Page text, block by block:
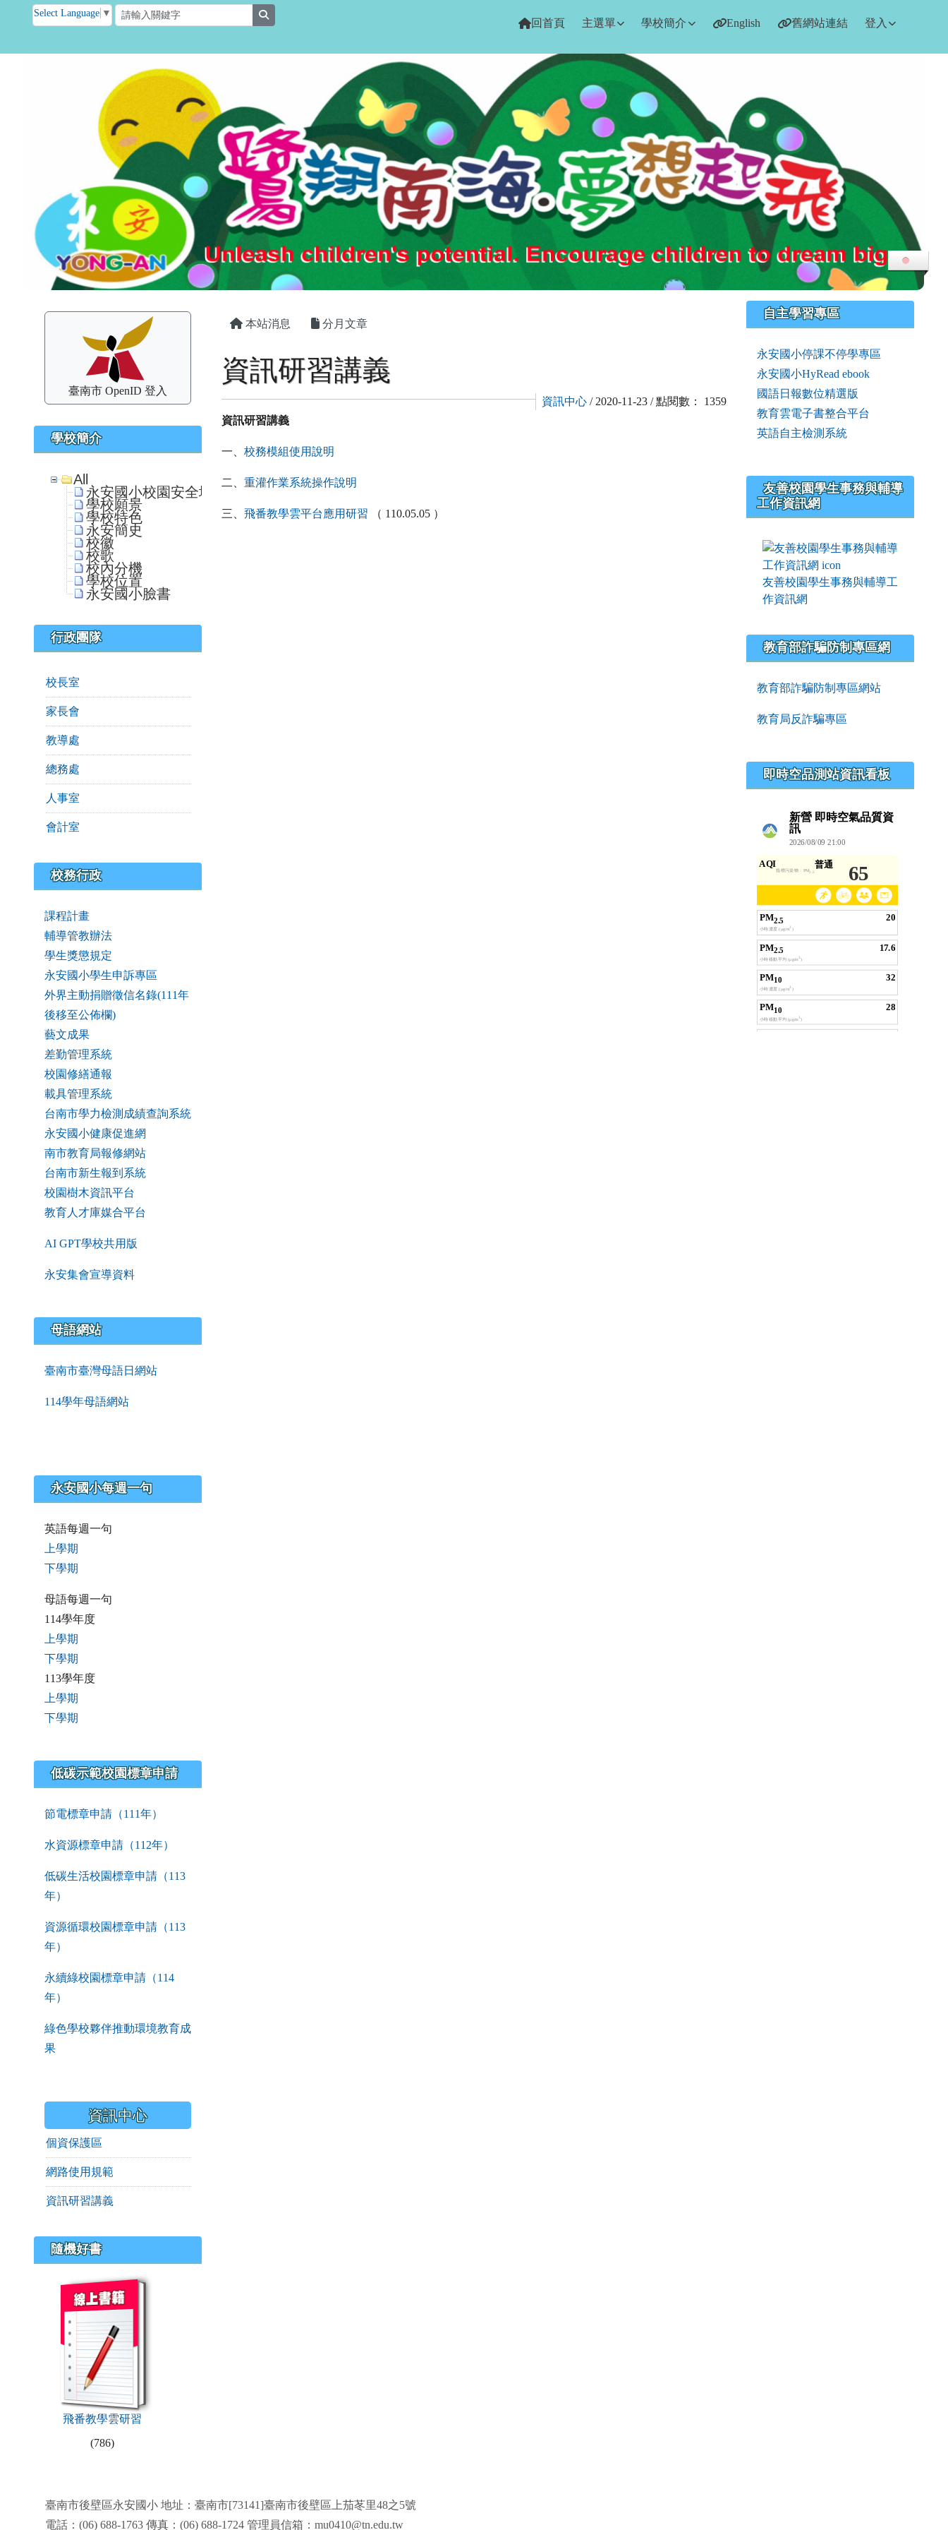
跳至主內容區
臺南市後壁區永安國小
Select Language ▼ search
回首頁 主選單 學校簡介 English 舊網站連結 登入
左邊區域內容
臺南市 OpenID 登入
學校簡介
All
永安國小校園安全地圖
學校願景
學校特色
永安簡史
校徽
校歌
校內分機
學校位置
永安國小臉書
行政團隊
校長室
家長會
教導處
總務處
人事室
會計室
校務行政
課程計畫
輔導管教辦法
學生獎懲規定
永安國小學生申訴專區
外界主動捐贈徵信名錄(111年
後移至公佈欄)
藝文成果
差勤管理系統
校園修繕通報
載具管理系統
台南市學力檢測成績查詢系統
永安國小健康促進網
南市教育局報修網站
台南市新生報到系統
校園樹木資訊平台
教育人才庫媒合平台
AI GPT學校共用版
永安集會宣導資料
母語網站
臺南市臺灣母語日網站
114學年母語網站
永安國小每週一句
英語每週一句
上學期
下學期
母語每週一句
114學年度
上學期
下學期
113學年度
上學期
下學期
低碳示範校園標章申請
節電標章申請（111年）
水資源標章申請（112年）
低碳生活校園標章申請（113
年）
資源循環校園標章申請（113
年）
永續綠校園標章申請（114
年）
綠色學校夥伴推動環境教育成
果
資訊中心
個資保護區
網路使用規範
資訊研習講義
隨機好書
book:飛番教學雲研習
飛番教學雲研習
(786)
本站消息 分月文章
資訊研習講義
資訊中心 / 2020-11-23 / 點閱數： 1359
資訊研習講義
一、 校務模組使用說明
二、 重灌作業系統操作說明
三、 飛番教學雲平台 應用研習 （ 110.05.05 ）
右邊區域內容
自主學習專區
永安國小停課不停學專區
永安國小HyRead ebook
國語日報數位精選版
教育雲電子書整合平台
英語自主檢測系統
友善校園學生事務與輔導
工作資訊網
友善校園學生事務與輔導工
作資訊網
教育部詐騙防制專區網
教育部詐騙防制專區網站
教育局反詐騙專區
即時空品測站資訊看板
頁尾區域內容
臺南市後壁區永安國小 地址：臺南市[73141]臺南市後壁區上茄苳里48之5號
電話：(06) 688-1763 傳真：(06) 688-1724 管理員信箱：mu0410@tn.edu.tw